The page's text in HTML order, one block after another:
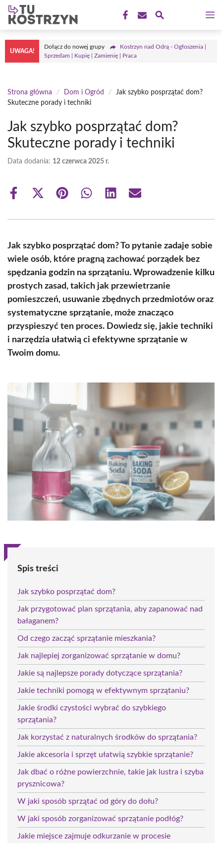
Przejdź
treści
UWAGA!
Dołącz do nowej grupy
Kostrzyn nad Odrą - Ogłoszenia |
Sprzedam | Kupię | Zamienię | Praca
Strona główna / Dom i Ogród /
Jak szybko posprzątać dom?
Skuteczne porady i techniki
Jak szybko posprzątać dom?
Skuteczne porady i techniki
Data dodania: 12 czerwca 2025 r.
Share
Share
(Twitter)
Share Share Share Share
Jak szybko posprzątać dom? To pytanie zadaje sobie
wiele osób, które pragną zachować porządek bez
spędzania godzin na sprzątaniu. Wprowadzenie kilku
prostych zasad, takich jak przewietrzanie
pomieszczeń, usuwanie zbędnych przedmiotów oraz
systematyczne sprzątanie, może znacząco
przyspieszyć ten proces. Dowiedz się, jakie techniki
i narzędzia ułatwią ci efektywne sprzątanie w
Twoim domu.
Spis treści
Jak szybko posprzątać dom?
Jak przygotować plan sprzątania, aby zapanować nad
bałaganem?
Od czego zacząć sprzątanie mieszkania?
Jak najlepiej zorganizować sprzątanie w domu?
Jakie są najlepsze porady dotyczące sprzątania?
Jakie techniki pomogą w efektywnym sprzątaniu?
Jakie środki czystości wybrać do szybkiego
sprzątania?
Jak korzystać z naturalnych środków do sprzątania?
Jakie akcesoria i sprzęt ułatwią szybkie sprzątanie?
Jak dbać o różne powierzchnie, takie jak lustra i szyba
prysznicowa?
W jaki sposób sprzątać od góry do dołu?
W jaki sposób zorganizować sprzątanie podłóg?
Jakie miejsce zajmuje odkurzanie w procesie